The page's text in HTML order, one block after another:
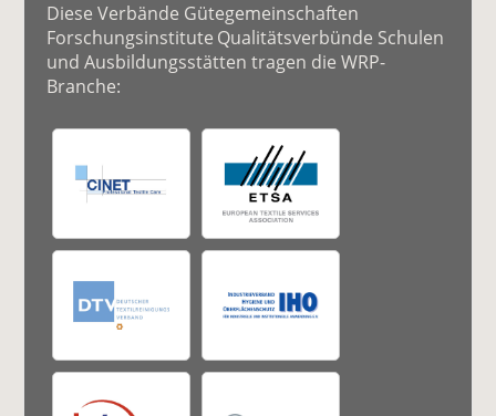
Diese Verbände Gütegemeinschaften
Forschungsinstitute Qualitätsverbünde Schulen
und Ausbildungsstätten tragen die WRP-
Branche: